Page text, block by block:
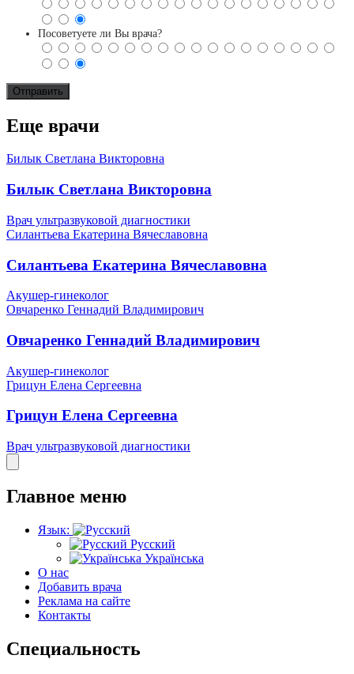
Посоветуете ли Вы врача?
Еще врачи
Билык Светлана Викторовна
Билык Светлана Викторовна
Врач ультразвуковой диагностики
Силантьева Екатерина Вячеславовна
Силантьева Екатерина Вячеславовна
Акушер-гинеколог
Овчаренко Геннадий Владимирович
Овчаренко Геннадий Владимирович
Акушер-гинеколог
Грицун Елена Сергеевна
Грицун Елена Сергеевна
Врач ультразвуковой диагностики
Главное меню
Язык:
Русский
Українська
О нас
Добавить врача
Реклама на сайте
Контакты
Специальность